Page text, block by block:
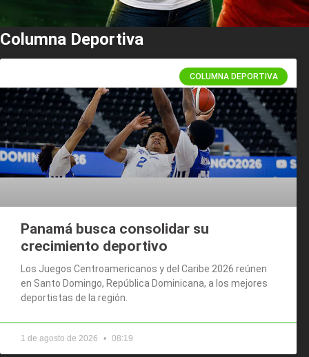
Columna Deportiva
COLUMNA DEPORTIVA
Panamá busca consolidar su
crecimiento deportivo
Los Juegos Centroamericanos y del Caribe 2026 reúnen
en Santo Domingo, República Dominicana, a los mejores
deportistas de la región.
1 de agosto de 2026 08:19